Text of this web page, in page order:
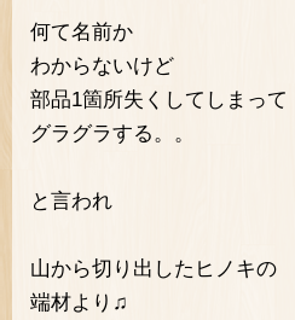
何て名前か
わからないけど
部品1箇所失くしてしまって
グラグラする。。
と言われ
山から切り出したヒノキの
端材より♫